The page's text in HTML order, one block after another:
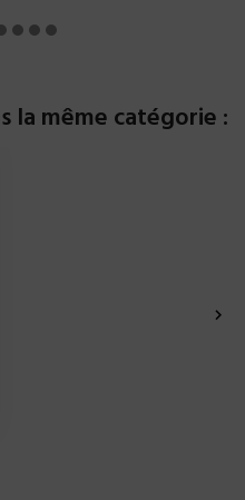
la même catégorie :
